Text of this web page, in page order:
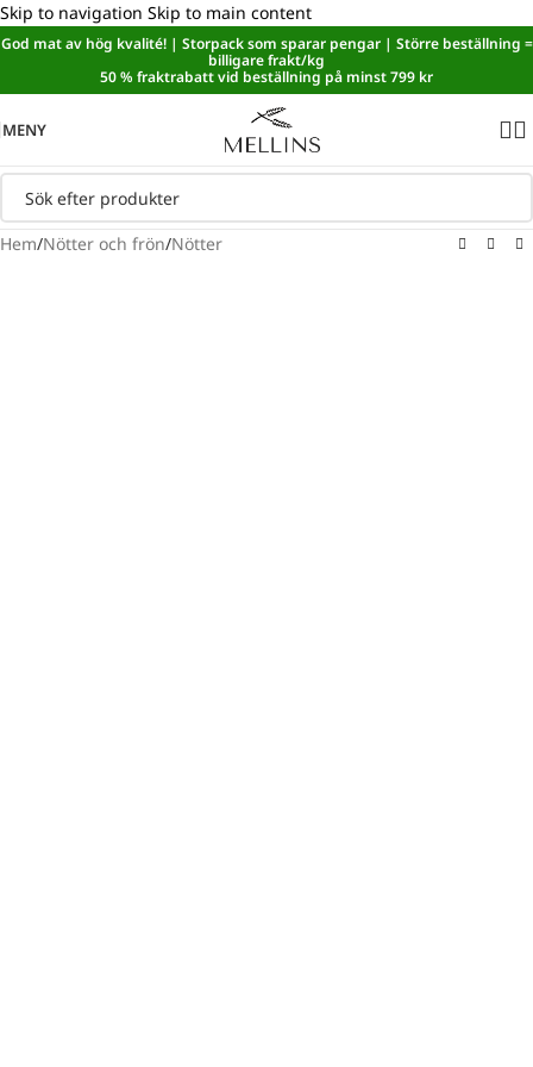
Skip to navigation Skip to main content
Sänkt matmoms! I kassan dras automatiskt 5,35 % av från alla
varor.
God mat av hög kvalité! | Storpack som sparar pengar | Större beställning =
billigare frakt/kg
50 % fraktrabatt vid beställning på minst 799 kr
MENY
Hem/Nötter och frön/Nötter